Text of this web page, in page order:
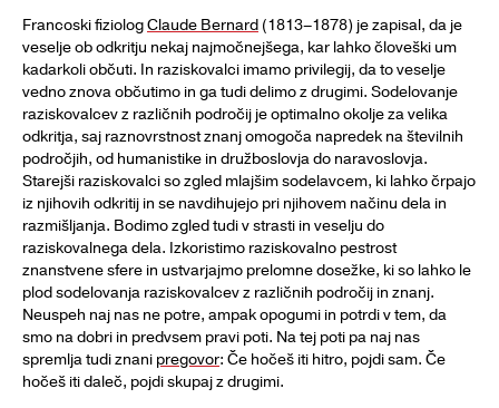
Francoski fiziologClaude Bernard (1813–1878) je zapisal, da je
veselje ob odkritju nekaj najmočnejšega, kar lahko človeški um
kadarkoli občuti. In raziskovalci imamo privilegij, da to veselje
vedno znova občutimo in ga tudi delimo z drugimi. Sodelovanje
raziskovalcev z različnih področij je optimalno okolje za velika
odkritja, saj raznovrstnost znanj omogoča napredek na številnih
področjih, od humanistike in družboslovja do naravoslovja.
Starejši raziskovalci so zgled mlajšim sodelavcem, ki lahko črpajo
iz njihovih odkritij in se navdihujejo pri njihovem načinu dela in
razmišljanja. Bodimo zgled tudi v strasti in veselju do
raziskovalnega dela. Izkoristimo raziskovalno pestrost
znanstvene sfere in ustvarjajmo prelomne dosežke, ki so lahko le
plod sodelovanja raziskovalcev z različnih področij in znanj.
Neuspeh naj nas ne potre, ampak opogumi in potrdi v tem, da
smo na dobri in predvsem pravi poti. Na tej poti pa naj nas
spremlja tudi znani pregovor: Če hočeš iti hitro, pojdi sam. Če
hočeš iti daleč, pojdi skupaj z drugimi.